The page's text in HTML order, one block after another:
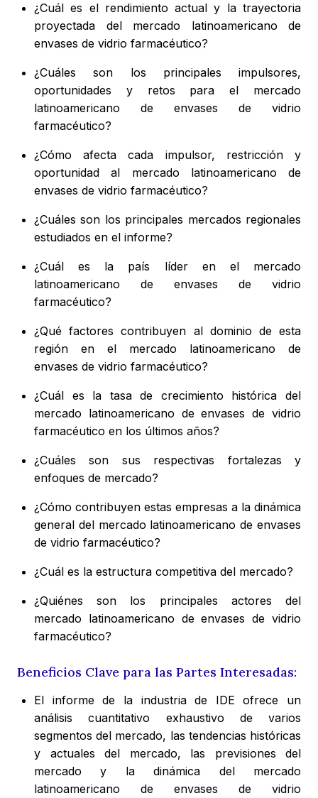
¿Cuál es el rendimiento actual y la trayectoria
proyectada del mercado latinoamericano de
envases de vidrio farmacéutico?
¿Cuáles son los principales impulsores,
oportunidades y retos para el mercado
latinoamericano de envases de vidrio
farmacéutico?
¿Cómo afecta cada impulsor, restricción y
oportunidad al mercado latinoamericano de
envases de vidrio farmacéutico?
¿Cuáles son los principales mercados regionales
estudiados en el informe?
¿Cuál es la país líder en el mercado
latinoamericano de envases de vidrio
farmacéutico?
¿Qué factores contribuyen al dominio de esta
región en el mercado latinoamericano de
envases de vidrio farmacéutico?
¿Cuál es la tasa de crecimiento histórica del
mercado latinoamericano de envases de vidrio
farmacéutico en los últimos años?
¿Cuáles son sus respectivas fortalezas y
enfoques de mercado?
¿Cómo contribuyen estas empresas a la dinámica
general del mercado latinoamericano de envases
de vidrio farmacéutico?
¿Cuál es la estructura competitiva del mercado?
¿Quiénes son los principales actores del
mercado latinoamericano de envases de vidrio
farmacéutico?
Beneficios Clave para las Partes Interesadas:
El informe de la industria de IDE ofrece un
análisis cuantitativo exhaustivo de varios
segmentos del mercado, las tendencias históricas
y actuales del mercado, las previsiones del
mercado y la dinámica del mercado
latinoamericano de envases de vidrio